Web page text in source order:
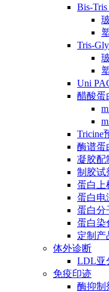
Bis-
Tris-
Uni
醋酸蛋
Tricine
酶谱蛋
凝胶配
制胶试
蛋白上
蛋白电
蛋白分
蛋白染
定制产
体外诊断
LDL亚
免疫印迹
酶抑制